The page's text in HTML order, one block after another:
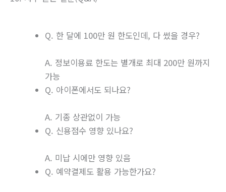
Q. 한 달에 100만 원 한도인데, 다 썼을 경우?
A. 정보이용료 한도는 별개로 최대 200만 원까지
가능
Q. 아이폰에서도 되나요?
A. 기종 상관없이 가능
Q. 신용점수 영향 있나요?
A. 미납 시에만 영향 있음
Q. 예약결제도 활용 가능한가요?